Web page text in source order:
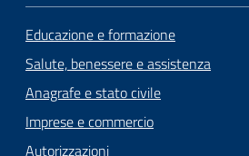
Educazione e formazione
Salute, benessere e assistenza
Anagrafe e stato civile
Imprese e commercio
Autorizzazioni